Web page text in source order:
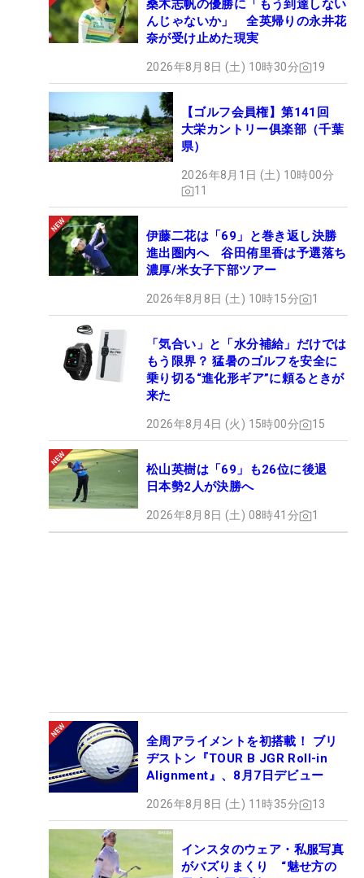
桑木志帆の優勝に「もう到達しない
んじゃないか」 全英帰りの永井花
奈が受け止めた現実
2026年8月8日 (土) 10時30分 19
【ゴルフ会員権】第141回
大栄カントリー俱楽部（千葉
県）
2026年8月1日 (土) 10時00分
11
伊藤二花は「69」と巻き返し決勝
進出圏内へ 谷田侑里香は予選落ち
濃厚/米女子下部ツアー
2026年8月8日 (土) 10時15分 1
「気合い」と「水分補給」だけでは
もう限界？ 猛暑のゴルフを安全に
乗り切る“進化形ギア”に頼るときが
来た
2026年8月4日 (火) 15時00分 15
松山英樹は「69」も26位に後退
日本勢2人が決勝へ
2026年8月8日 (土) 08時41分 1
全周アライメントを初搭載！ ブリ
ヂストン『TOUR B JGR Roll-in
Alignment』、8月7日デビュー
2026年8月8日 (土) 11時35分 13
インスタのウェア・私服写真
がバズりまくり “魅せ方の